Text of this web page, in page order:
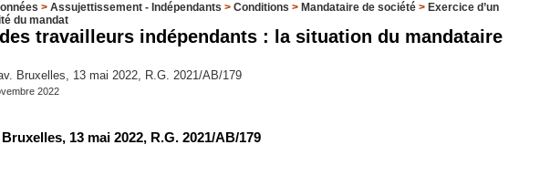
> Assujettissement - Indépendants > Conditions > Mandataire de société> Exercice d’un
du mandat
travailleurs indépendants : la situation du mandataire
Bruxelles, 13 mai 2022, R.G. 2021/AB/179
2022
13 mai 2022, R.G. 2021/AB/179